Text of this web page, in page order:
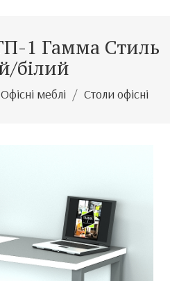
1 Гамма Стиль
білий
Офісні меблі Столи офісні